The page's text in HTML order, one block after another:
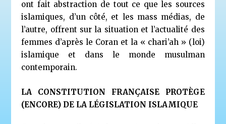
ont fait abstraction de tout ce que les sources
islamiques, d’un côté, et les mass médias, de
l’autre, offrent sur la situation et l’actualité des
femmes d’après le Coran et la « chari’ah » (loi)
islamique et dans le monde musulman
contemporain.
LA CONSTITUTION FRANÇAISE PROTÈGE
(ENCORE) DE LA LÉGISLATION ISLAMIQUE